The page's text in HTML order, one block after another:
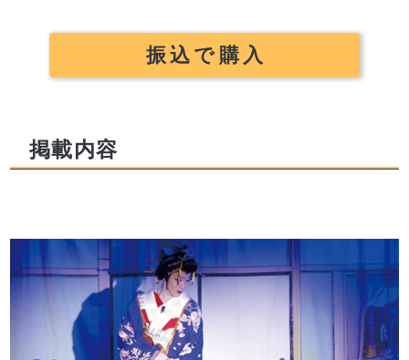
振込で購入
掲載内容